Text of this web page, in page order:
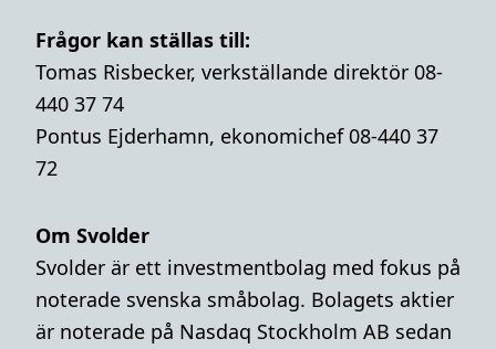
Frågor kan ställas till:
Tomas Risbecker, verkställande direktör 08-
440 37 74
Pontus Ejderhamn, ekonomichef 08-440 37
72
Om Svolder
Svolder är ett investmentbolag med fokus på
noterade svenska småbolag. Bolagets aktier
är noterade på Nasdaq Stockholm AB sedan